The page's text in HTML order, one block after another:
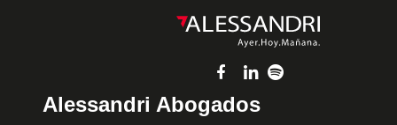
Alessandri Abogados